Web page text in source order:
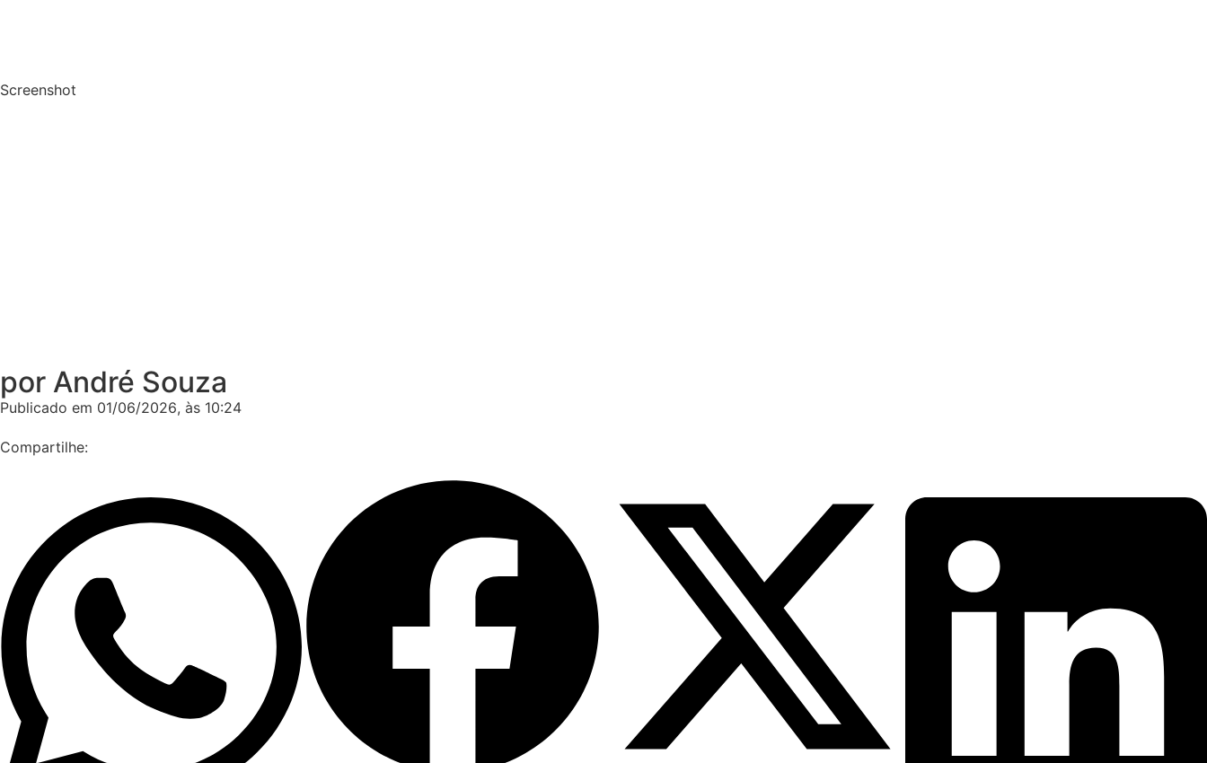
Screenshot
por André Souza
Publicado em 01/06/2026, às 10:24
Compartilhe: